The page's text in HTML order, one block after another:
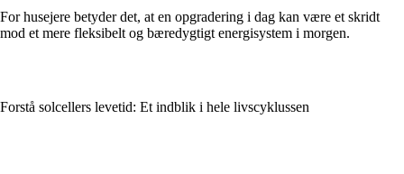
For husejere betyder det, at en opgradering i dag kan være et skridt
mod et mere fleksibelt og bæredygtigt energisystem i morgen.
Forstå solcellers levetid: Et indblik i hele livscyklussen